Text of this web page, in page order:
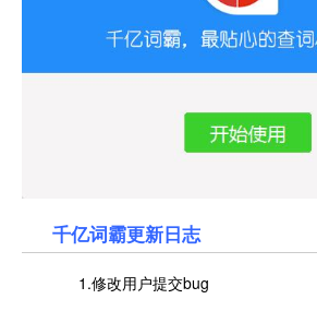
千亿词霸更新日志
1.修改用户提交bug